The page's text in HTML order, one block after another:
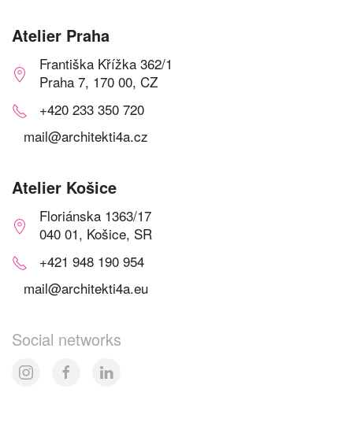
Atelier Praha
Františka Křížka 362/1
Praha 7, 170 00, CZ
+420 233 350 720
mail@architekti4a.cz
Atelier Košice
Floriánska 1363/17
040 01, Košice, SR
+421 948 190 954
mail@architekti4a.eu
Social networks